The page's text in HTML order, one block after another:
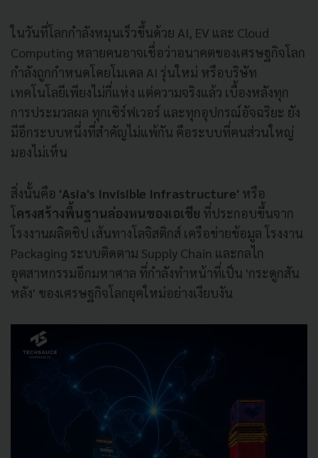
ในวันที่โลกกำลังหมุนเร็วขึ้นด้วย AI, EV และ Cloud
Computing หลายคนอาจเชื่อว่าอนาคตของเศรษฐกิจโลก
กำลังถูกกำหนดโดยโมเดล AI รุ่นใหม่ หรือบริษัท
เทคโนโลยีเพียงไม่กี่แห่ง แต่ความจริงแล้ว เบื้องหลังทุก
การประมวลผล ทุกเซิร์ฟเวอร์ และทุกอุปกรณ์อัจฉริยะ ยัง
มีอีกระบบหนึ่งที่สำคัญไม่แพ้กัน คือระบบที่คนส่วนใหญ่
มองไม่เห็น
สิ่งนั้นคือ 'Asia's Invisible Infrastructure' หรือ
โครงสร้างพื้นฐานล่องหนของเอเชีย ที่ประกอบขึ้นจาก
โรงงานผลิตชิป เส้นทางโลจิสติกส์ เครือข่ายข้อมูล โรงงาน
Packaging ระบบติดตาม Supply Chain และกลไก
อุตสาหกรรมอีกมหาศาล ที่กำลังทำหน้าที่เป็น 'กระดูกสัน
หลัง' ของเศรษฐกิจโลกยุคใหม่อย่างเงียบงัน